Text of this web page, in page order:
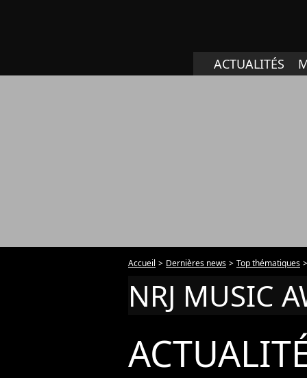
ACTUALITÉS
Accueil Dernières news Top thématiques
NRJ MUSIC